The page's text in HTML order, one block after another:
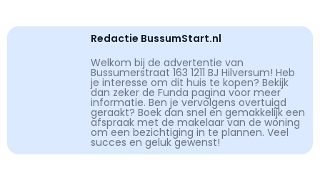
Redactie BussumStart.nl
Welkom bij de advertentie van
Bussumerstraat 163 1211 BJ Hilversum! Heb
je interesse om dit huis te kopen? Bekijk
dan zeker de Funda pagina voor meer
informatie. Ben je vervolgens overtuigd
geraakt? Boek dan snel en gemakkelijk een
afspraak met de makelaar van de woning
om een bezichtiging in te plannen. Veel
succes en geluk gewenst!